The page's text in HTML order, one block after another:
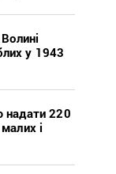
у 1943
надати 220
і